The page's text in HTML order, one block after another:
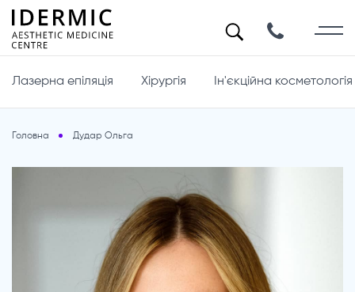
Лазерна епіляція Хірургія Ін'єкційна косметологія
Головна Дудар Ольга